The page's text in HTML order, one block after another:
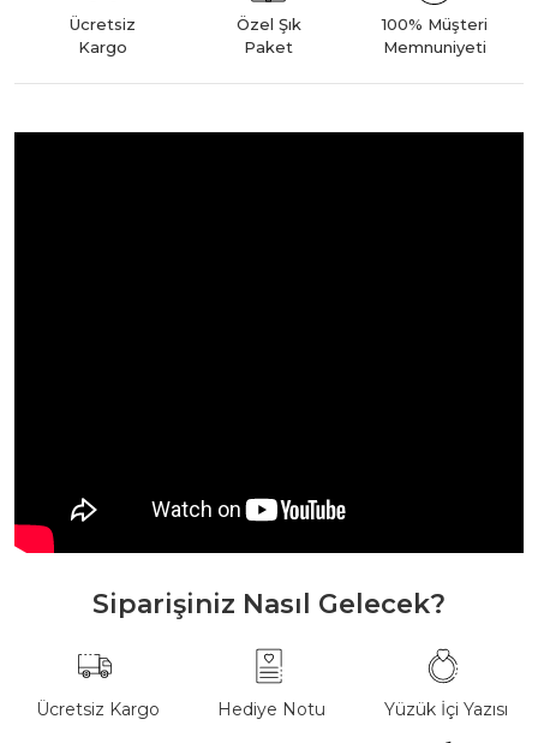
Ücretsiz
Kargo
Özel Şık
Paket
100% Müşteri
Memnuniyeti
Siparişiniz Nasıl Gelecek?
Ücretsiz Kargo Hediye Notu Yüzük İçi Yazısı